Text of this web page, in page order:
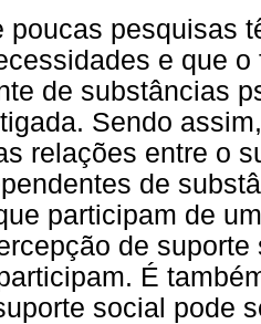
poucas pesquisas
e que
de substâncias
Sendo
relações entre o
de
participam de
de
É
social pode